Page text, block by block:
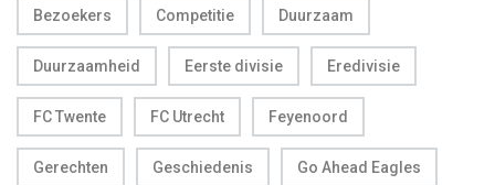
Bezoekers Competitie Duurzaam
Duurzaamheid Eerste divisie Eredivisie
FC Twente FC Utrecht Feyenoord
Gerechten Geschiedenis Go Ahead Eagles